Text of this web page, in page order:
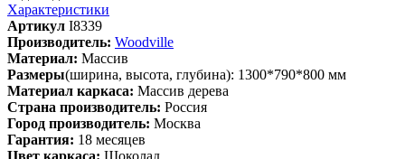
Характеристики
Артикул I8339
Производитель: Woodville
Материал: Массив
Размеры(ширина, высота, глубина): 1300*790*800 мм
Материал каркаса: Массив дерева
Cтрана производитель: Россия
Город производитель: Москва
Гарантия: 18 месяцев
Цвет каркаса: Шоколад